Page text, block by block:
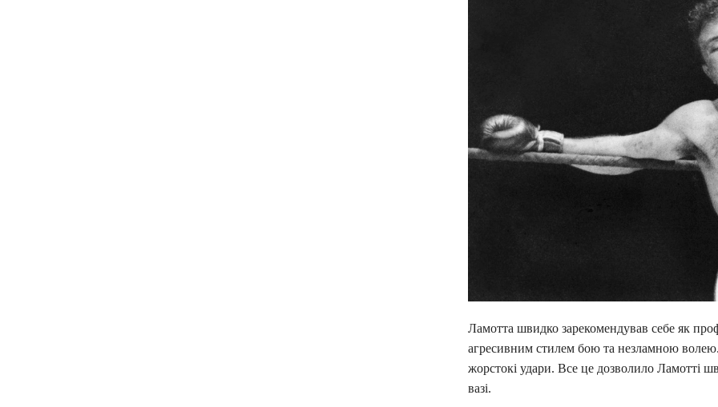
Ламотта швидко зарекомендував себе як
агресивним стилем бою та незламною
жорстокі удари. Все це дозволило Ламотті
вазі.